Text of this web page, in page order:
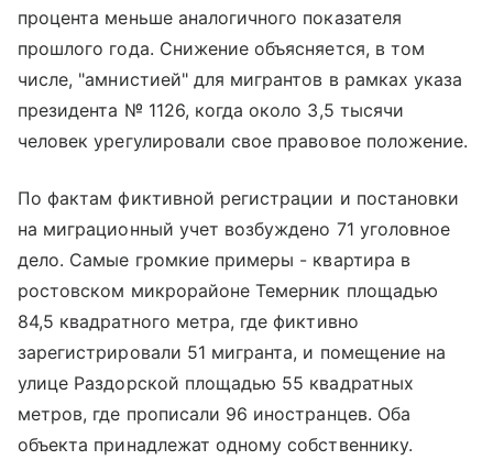
процента меньше аналогичного показателя
прошлого года. Снижение объясняется, в том
числе, "амнистией" для мигрантов в рамках указа
президента № 1126, когда около 3,5 тысячи
человек урегулировали свое правовое положение.
По фактам фиктивной регистрации и постановки
на миграционный учет возбуждено 71 уголовное
дело. Самые громкие примеры - квартира в
ростовском микрорайоне Темерник площадью
84,5 квадратного метра, где фиктивно
зарегистрировали 51 мигранта, и помещение на
улице Раздорской площадью 55 квадратных
метров, где прописали 96 иностранцев. Оба
объекта принадлежат одному собственнику.